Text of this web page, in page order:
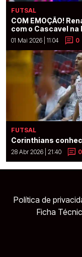
FUTSAL
COM EMOÇÃO!
com o Cascavel na
01 Mai 2026 | 11:04 0
FUTSAL
Corinthians
28 Abr 2026 | 21:40 0
Política de
Ficha